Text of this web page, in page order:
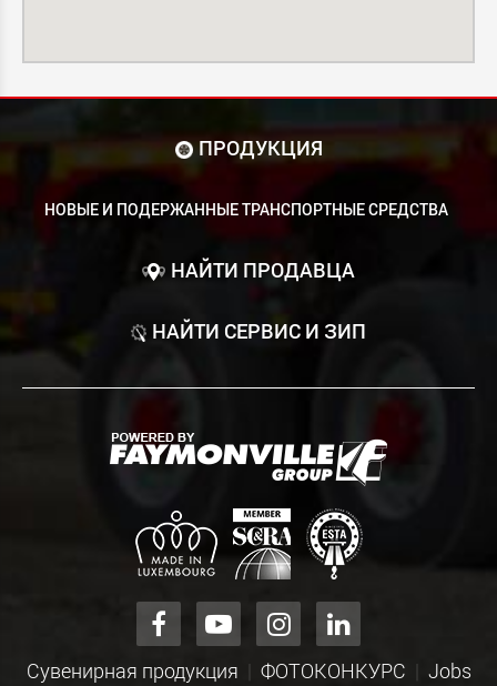
ПРОДУКЦИЯ
НОВЫЕ И ПОДЕРЖАННЫЕ ТРАНСПОРТНЫЕ СРЕДСТВА
НАЙТИ ПРОДАВЦА
НАЙТИ СЕРВИС И ЗИП
Сувенирная продукция ФОТОКОНКУРС Jobs